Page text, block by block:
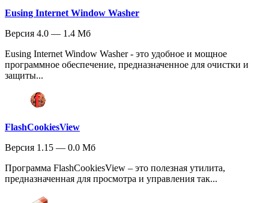
Eusing Internet Window Washer
Версия 4.0 — 1.4 Мб
Eusing Internet Window Washer - это удобное и мощное
программное обеспечение, предназначенное для очистки и
защиты...
FlashCookiesView
Версия 1.15 — 0.0 Мб
Программа FlashCookiesView – это полезная утилита,
предназначенная для просмотра и управления так...